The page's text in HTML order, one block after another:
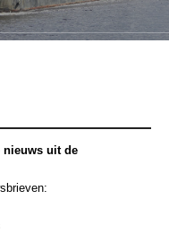
nieuws uit de